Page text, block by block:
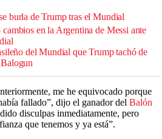
burla de Trump tras el Mundial
en la Argentina de Messi ante
del Mundial que Trump tachó de
me he equivocado porque
fallado”, dijo el ganador del Balón
disculpas inmediatamente, pero
que tenemos y ya está”.